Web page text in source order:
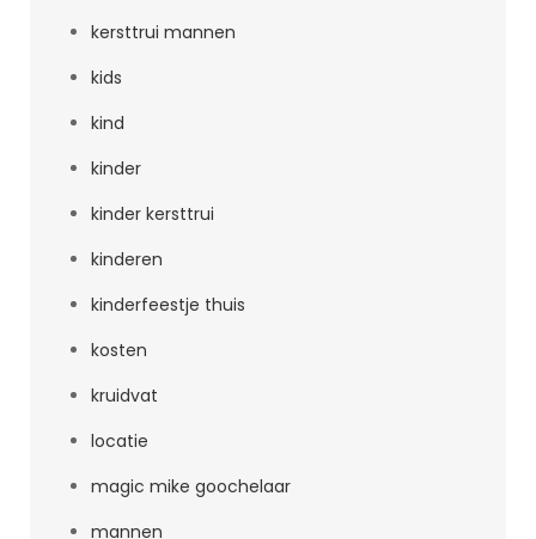
kersttrui mannen
kids
kind
kinder
kinder kersttrui
kinderen
kinderfeestje thuis
kosten
kruidvat
locatie
magic mike goochelaar
mannen